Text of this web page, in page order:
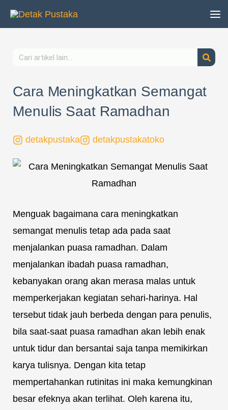
Lewati
Search
Cara Meningkatkan Semangat
Menulis Saat Ramadhan
detakpustaka detakpustakatoko
Menguak bagaimana cara meningkatkan
semangat menulis tetap ada pada saat
menjalankan puasa ramadhan. Dalam
menjalankan ibadah puasa ramadhan,
kebanyakan orang akan merasa malas untuk
memperkerjakan kegiatan sehari-harinya. Hal
tersebut tidak jauh berbeda dengan para penulis,
bila saat-saat puasa ramadhan akan lebih enak
untuk tidur dan bersantai saja tanpa memikirkan
karya tulisnya. Dengan kita tetap
mempertahankan rutinitas ini maka kemungkinan
besar efeknya akan terlihat. Oleh karena itu,